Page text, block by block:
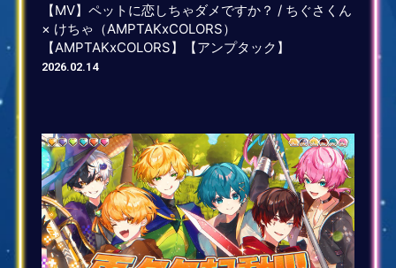
【MV】ペットに恋しちゃダメですか？ / ちぐさくん
× けちゃ（AMPTAKxCOLORS）
【AMPTAKxCOLORS】【アンプタック】
2026.02.14